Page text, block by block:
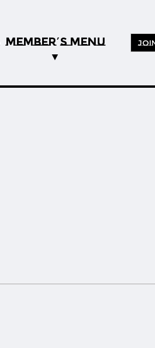
MEMBER’S MENU